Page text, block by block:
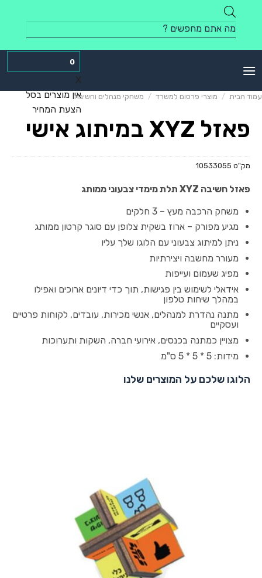
content
Products
search
0
X
אין מוצרים בסל
הצעת המחיר
עמוד הבית / מוצרי פרסום למשרד / משחקי מנהלים וחשיבה
פאזל XYZ במיתוג אישי
מק"ט 10533055
פאזל חשיבה XYZ תלת מימדי צבעוני ממותג
משחק הרכבה מעץ – 3 חלקים
מגיע מפורק – ארוז בשקית צלופן עם סוגר קרטון ממותג
ניתן למיתוג צבעוני עם הלוגו שלך עליו
מעורר מחשבה ויצירתיות
מפיג שעמום ועייפות
אידאלי לשימוש בין פגישות, תוך כדי דיונים ארוכים ואפילו
במהלך שיחות טלפון
מתנה נהדרת למנהלים, אנשי מכירות, עובדים, לקוחות פרטיים
ועסקיים
מצויין כמתנה בכנסים, אירועי חברה, השקות ותערוכות
מידות: 5 * 5 * 5 ס"מ
הלוגו שלכם על המוצרים שלנו